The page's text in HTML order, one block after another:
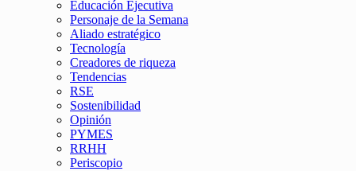
Educación Ejecutiva
Personaje de la Semana
Aliado estratégico
Tecnología
Creadores de riqueza
Tendencias
RSE
Sostenibilidad
Opinión
PYMES
RRHH
Periscopio